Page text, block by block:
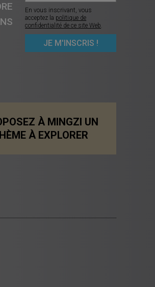
En vous inscrivant, vous
acceptez la politique de
confidentialité de ce site Web.
À MINGZI UN
À EXPLORER